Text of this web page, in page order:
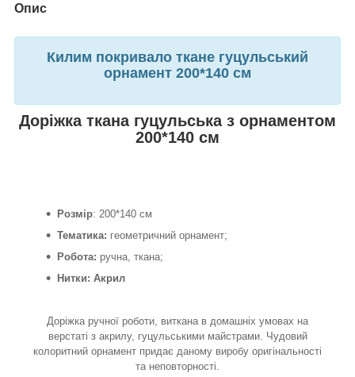
Опис
Килим покривало ткане гуцульський
орнамент 200*140 см
Доріжка ткана гуцульська з орнаментом
200*140 см
Розмір: 200*140 см
Тематика: геометричний орнамент;
Робота: ручна, ткана;
Нитки: Акрил
Доріжка ручної роботи, виткана в домашніх умовах на
верстаті з акрилу, гуцульськими майстрами. Чудовий
колоритний орнамент придає даному виробу оригінальності
та неповторності.